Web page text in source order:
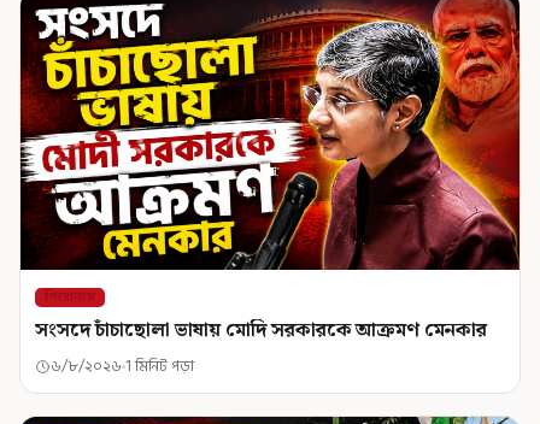
শিরোনাম
সংসদে চাঁচাছোলা ভাষায় মোদি সরকারকে আক্রমণ মেনকার
৬/৮/২০২৬ 1 মিনিট পড়া